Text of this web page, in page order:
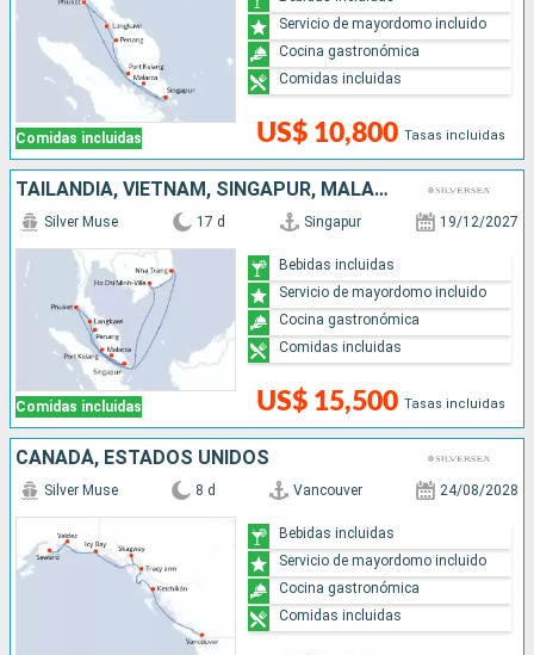
Comidas incluidas US$ 10,800 Tasas incluidas
Servicio de mayordomo incluido
Cocina gastronómica
Comidas incluidas
TAILANDIA, VIETNAM, SINGAPUR, MALASIA
Comidas incluidas
Silver Muse 17 d Singapur 19/12/2027
US$ 15,500 Tasas incluidas
Bebidas incluidas
Servicio de mayordomo incluido
Cocina gastronómica
Comidas incluidas
CANADÁ, ESTADOS UNIDOS
Silver Muse 8 d Vancouver 24/08/2028
Bebidas incluidas
Servicio de mayordomo incluido
Cocina gastronómica
Comidas incluidas